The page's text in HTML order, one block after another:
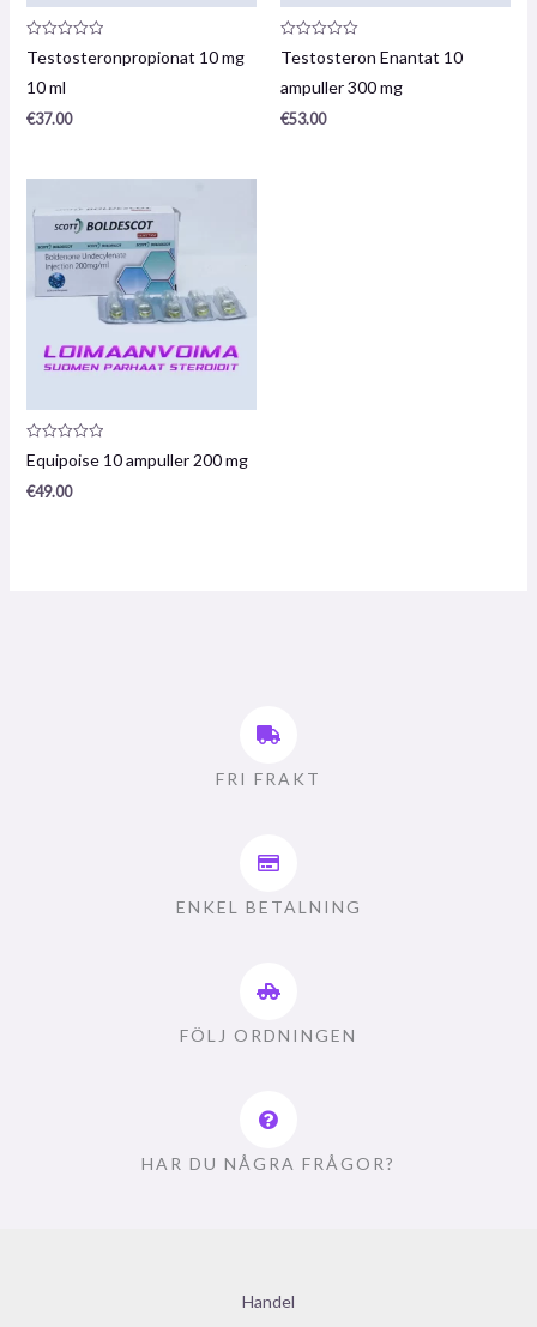
Produktrecension:
0
5
Testosteronpropionat 10 mg
10 ml
€37.00
Produktrecension:
0
5
Testosteron Enantat 10
ampuller 300 mg
€53.00
Produktrecension:
0
5
Equipoise 10 ampuller 200 mg
€49.00
FRI FRAKT
ENKEL BETALNING
FÖLJ ORDNINGEN
HAR DU NÅGRA FRÅGOR?
Handel